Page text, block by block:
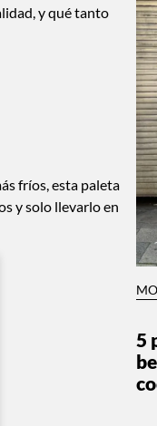
y qué tanto
fríos, esta paleta
y solo llevarlo en
5